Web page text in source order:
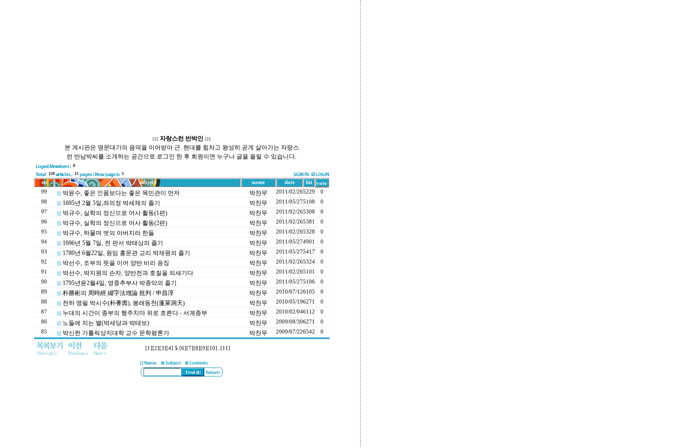
::: 자랑스런 반박인 :::
본 게시판은 명문대가의 음덕을 이어받아 근. 현대를 힘차고 왕성히 곧게 살아가는 자랑스
런 반남박씨를 소개하는 공간으로 로그인 한 후 회원이면 누구나 글을 올릴 수 있습니다.
0
159
11 5
no subject name date hit
vote
99
박윤수, 좋은 인품보다는 좋은 목민관이 먼저 박찬무 2011/02/265229
0
98
1695년 2월 5일,좌의정 박세채의 졸기 박찬무 2011/05/275108
0
97
박규수, 실학의 정신으로 어사 활동(1편) 박찬무 2011/02/265308
0
96
박규수, 실학의 정신으로 어사 활동(2편) 박찬무 2011/02/265381
0
95
박규수, 하물며 벗의 아버지라 한들 박찬무 2011/02/265328
0
94
1696년 5월 7일, 전 판서 박태상의 졸기 박찬무 2011/05/274901
0
93
1780년 6월22일, 원임 홍문관 교리 박재원의 졸기 박찬무 2011/05/275417
0
92
박선수, 조부의 뜻을 이어 양반 비리 응징 박찬무 2011/02/265324
0
91
박선수, 박지원의 손자, 양반전과 호질을 되새기다 박찬무 2011/02/265101
0
90
1795년윤2월4일, 영중추부사 박종악의 졸기 박찬무 2011/05/275106
0
89
朴勝彬의 周時經 綴字法理論 批判 / 申昌淳 박찬무 2010/07/126105
0
88
천하 명필 박시수(朴蓍壽), 봉래동천(蓬萊洞天) 박찬무 2010/05/196271
0
87
누대의 시간이 종부의 행주치마 위로 흐른다 - 서계종부 박찬무 2010/02/046112
0
86
노들에 지는 별(박세당과 박태보) 박찬무 2009/08/306271
0
85
박신헌 가톨릭상지대학 교수 문학평론가 박찬무 2009/07/226542 0
[1] [2] [3] [4] 5 [6] [7] [8] [9] [10] [11]